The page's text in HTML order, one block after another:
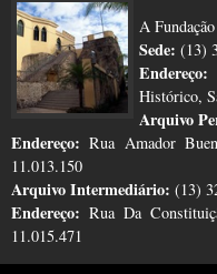
A
Sede: (13)
Endereço:
Histórico,
Arquivo
Endereço: Rua Amador
11.013.150
Arquivo Intermediário: (13)
Endereço: Rua Da
11.015.471